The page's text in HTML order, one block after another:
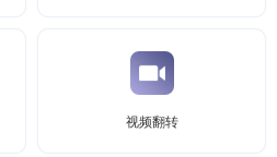
视频翻转